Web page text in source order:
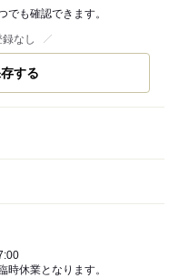
でも確認できます。
なし
する
休業となります。